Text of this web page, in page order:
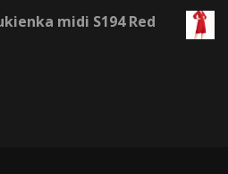
midi S194 Red